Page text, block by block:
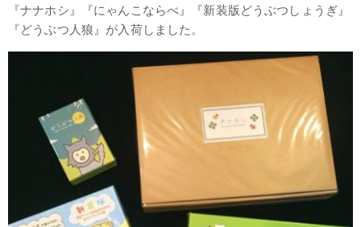
『ナナホシ』『にゃんこならべ』『新装版どうぶつしょうぎ』
『どうぶつ人狼』が入荷しました。